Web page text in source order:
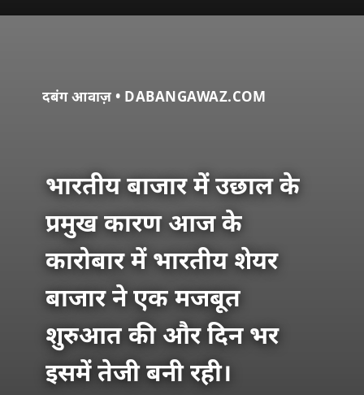
दबंग आवाज़ • DABANGAWAZ.COM
भारतीय बाजार में उछाल के
प्रमुख कारण आज के
कारोबार में भारतीय शेयर
बाजार ने एक मजबूत
शुरुआत की और दिन भर
इसमें तेजी बनी रही।